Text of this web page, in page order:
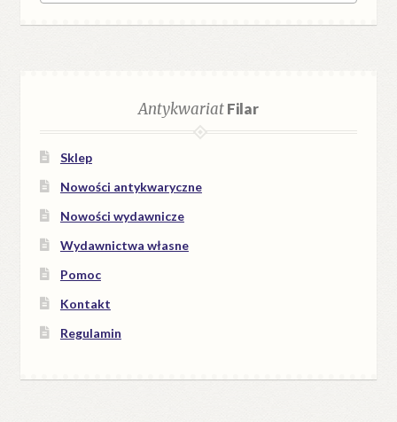
AntykwariatFilar
Sklep
Nowości antykwaryczne
Nowości wydawnicze
Wydawnictwa własne
Pomoc
Kontakt
Regulamin